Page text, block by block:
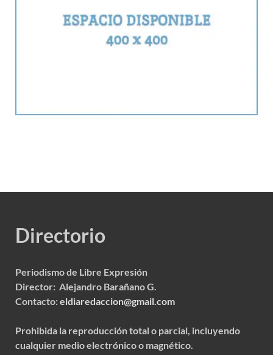
Directorio
Periodismo de Libre Expresión
Director: Alejandro Barañano G.
Contacto:eldiaredaccion@gmail.com
Prohibida la reproducción total o parcial, incluyendo
cualquier medio electrónico o magnético.